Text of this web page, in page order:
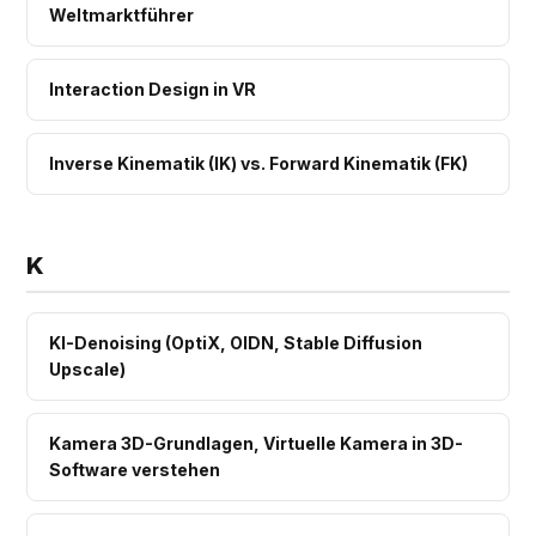
Weltmarktführer
Interaction Design in VR
Inverse Kinematik (IK) vs. Forward Kinematik (FK)
K
KI-Denoising (OptiX, OIDN, Stable Diffusion
Upscale)
Kamera 3D-Grundlagen, Virtuelle Kamera in 3D-
Software verstehen